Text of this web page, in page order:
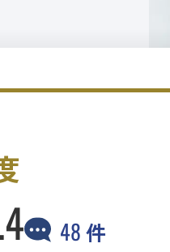
48件